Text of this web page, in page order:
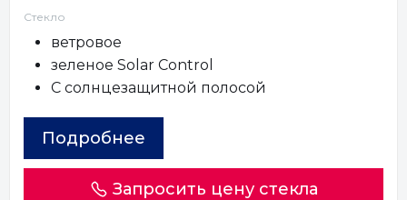
Стекло
ветровое
зеленое Solar Control
С солнцезащитной полосой
Подробнее
Запросить цену стекла